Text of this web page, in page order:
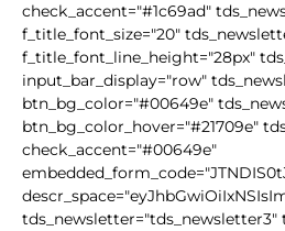
check_accent="#1c69ad"
f_title_font_size="20"
f_title_font_line_height="28px"
input_bar_display="row"
btn_bg_color="#00649e"
btn_bg_color_hover="#21709e"
check_accent="#00649e"
tds_newsletter="tds_newsletter3"